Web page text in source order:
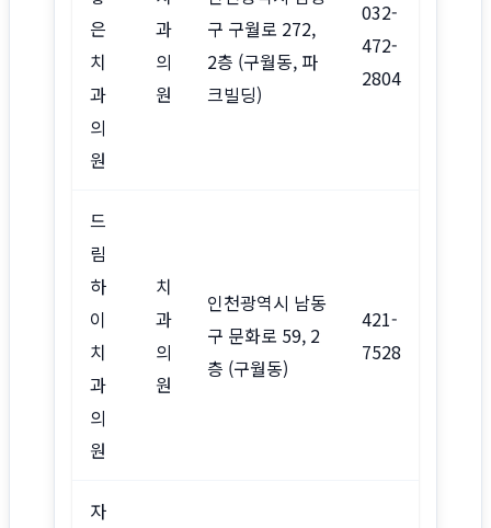
은
치
과
의
원
과
의
원
구 구월로 272,
2층 (구월동, 파
크빌딩)
032-
472-
2804
드
림
하
이
치
과
의
원
치
과
의
원
인천광역시 남동
구 문화로 59, 2
층 (구월동)
421-
7528
자